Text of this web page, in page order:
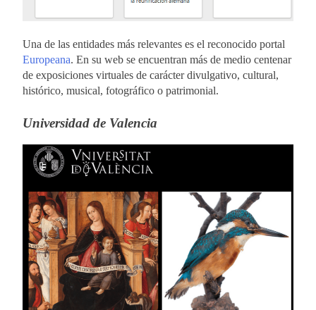
Una de las entidades más relevantes es el reconocido portal
Europeana. En su web se encuentran más de medio centenar
de exposiciones virtuales de carácter divulgativo, cultural,
histórico, musical, fotográfico o patrimonial.
Universidad de Valencia